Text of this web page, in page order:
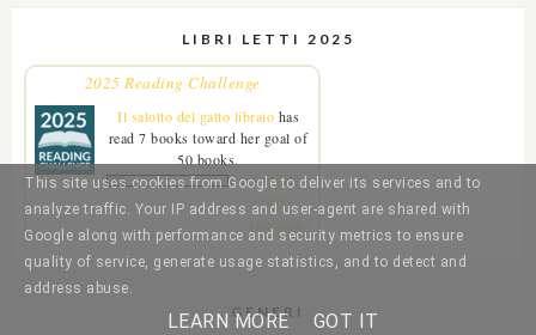
LIBRI LETTI 2025
2025 Reading Challenge
Il salotto del gatto libraio has
read 7 books toward her goal of
50 books.
7 of 50
(14%)
view books
GENERI
This site uses cookies from Google to deliver its services and to
analyze traffic. Your IP address and user-agent are shared with
Google along with performance and security metrics to ensure
quality of service, generate usage statistics, and to detect and
address abuse.
LEARN MORE GOT IT